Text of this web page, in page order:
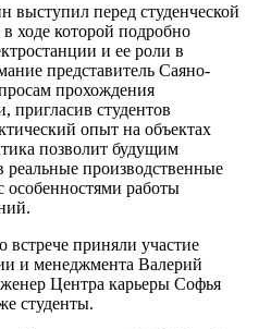
выступил перед студенческой
ходе которой подробно
и ее роли в
представитель Саяно-
прохождения
пригласив студентов
опыт на объектах
позволит будущим
реальные производственные
особенностями работы
встрече приняли участие
и менеджмента Валерий
Центра карьеры Софья
студенты.